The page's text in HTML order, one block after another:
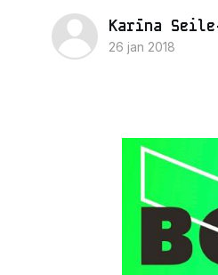
Karīna
26 jan 2018